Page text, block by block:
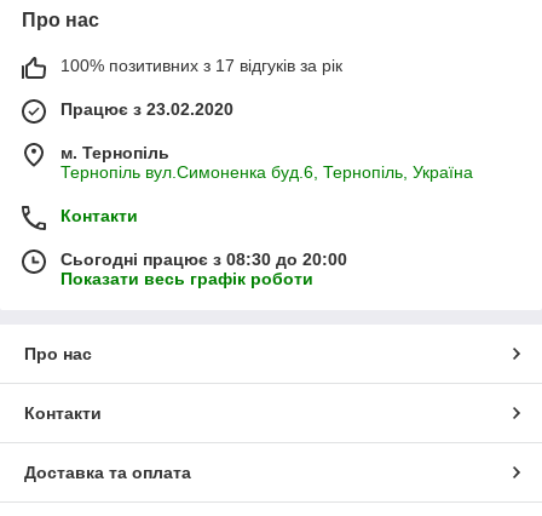
Про нас
100% позитивних з 17 відгуків за рік
Працює з 23.02.2020
м. Тернопіль
Тернопіль вул.Симоненка буд.6, Тернопіль, Україна
Контакти
Сьогодні працює з 08:30 до 20:00
Показати весь графік роботи
Про нас
Контакти
Доставка та оплата